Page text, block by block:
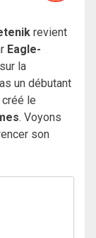
revient
Eagle-
la
un débutant
le
. Voyons
son